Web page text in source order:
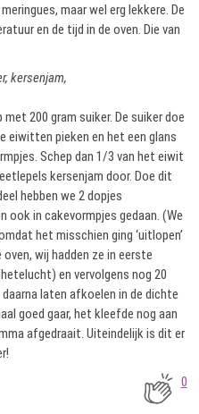
maar wel erg lekkere. De
en de tijd in de oven. Die van
kersenjam,
200 gram suiker. De suiker doe
eiwitten pieken en het een glans
Schep dan 1/3 van het eiwit
kersenjam door. Doe dit
hebben we 2 dopjes
ook in cakevormpjes gedaan. (We
het misschien ging ‘uitlopen’
wij hadden ze in eerste
en vervolgens nog 20
laten afkoelen in de dichte
goed gaar, het kleefde nog aan
afgedraait. Uiteindelijk is dit er
0